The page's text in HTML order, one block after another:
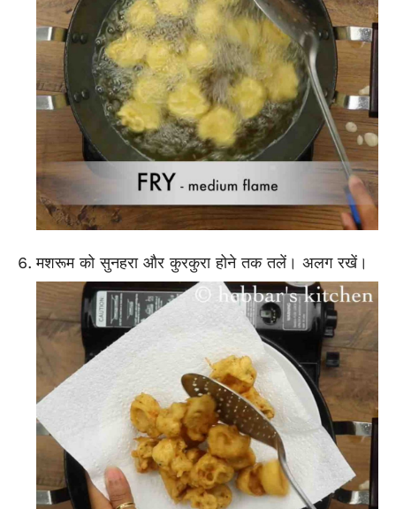
मशरूम को सुनहरा और कुरकुरा होने तक तलें। अलग रखें।